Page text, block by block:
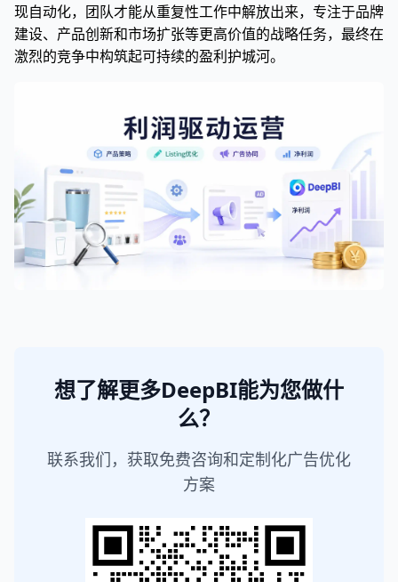
现自动化，团队才能从重复性工作中解放出来，专注于品牌
建设、产品创新和市场扩张等更高价值的战略任务，最终在
激烈的竞争中构筑起可持续的盈利护城河。
想了解更多DeepBI能为您做什
么？
联系我们，获取免费咨询和定制化广告优化
方案